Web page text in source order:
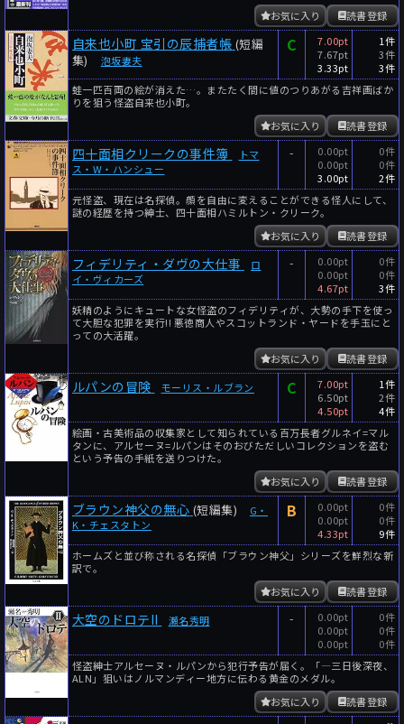
読書登録
お気に入り
自来也小町 宝引の辰捕者帳 (短編
集)
泡坂妻夫
C
7.00pt
7.67pt
3.33pt
1件
3件
3件
蛙一匹百両の絵が消えた…。またたく間に値のつりあがる吉祥画ばか
りを狙う怪盗自来也小町。
読書登録
お気に入り
四十面相クリークの事件簿
トマ
ス・W・ハンシュー
-
0.00pt
0.00pt
3.00pt
0件
0件
2件
元怪盗、現在は名探偵。顔を自由に変えることができる怪人にして、
謎の経歴を持つ紳士、四十面相ハミルトン・クリーク。
読書登録
お気に入り
フィデリティ・ダヴの大仕事
ロ
イ・ヴィカーズ
-
0.00pt
0.00pt
4.67pt
0件
0件
3件
妖精のようにキュートな女怪盗のフィデリティが、大勢の手下を使っ
て大胆な犯罪を実行!! 悪徳商人やスコットランド・ヤードを手玉にと
っての大活躍。
読書登録
お気に入り
ルパンの冒険 モーリス・ルブラン C
7.00pt
6.50pt
4.50pt
1件
2件
4件
絵画・古美術品の収集家として知られている百万長者グルネイ=マル
タンに、アルセーヌ=ルパンはそのおびただしいコレクションを盗む
という予告の手紙を送りつけた。
読書登録
お気に入り
ブラウン神父の無心 (短編集)
G・
K・チェスタトン
B
0.00pt
0.00pt
4.33pt
0件
0件
9件
ホームズと並び称される名探偵「ブラウン神父」シリーズを鮮烈な新
訳で。
読書登録
お気に入り
大空のドロテII 瀬名秀明 -
0.00pt
0.00pt
0.00pt
0件
0件
0件
怪盗紳士アルセーヌ・ルパンから犯行予告が届く。「―三日後深夜、
ALN」狙いはノルマンディー地方に伝わる黄金のメダル。
読書登録
お気に入り